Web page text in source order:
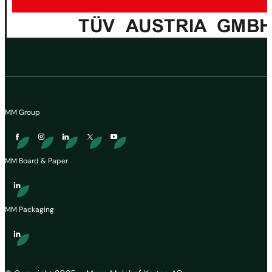
MM Group
MM Board & Paper
MM Packaging